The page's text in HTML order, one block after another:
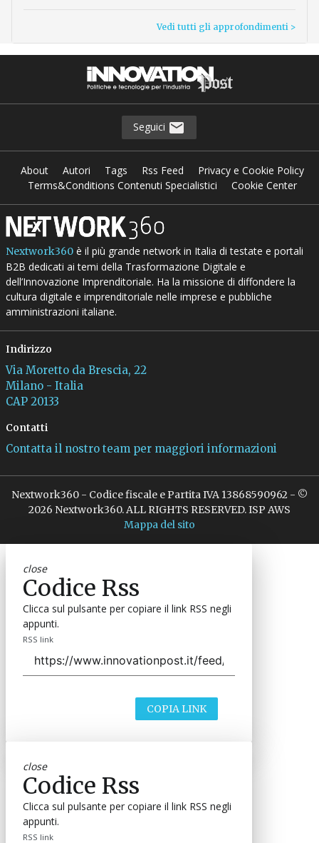
Vedi tutti gli approfondimenti >
Seguici
About Autori Tags Rss Feed
Privacy e Cookie Policy
Terms&Conditions Contenuti Specialistici
Cookie Center
Nextwork360è il più grande network in Italia di testate e portali
B2B dedicati ai temi della Trasformazione Digitale e
dell’Innovazione Imprenditoriale. Ha la missione di diffondere la
cultura digitale e imprenditoriale nelle imprese e pubbliche
amministrazioni italiane.
Indirizzo
Via Moretto da Brescia, 22
Milano - Italia
CAP 20133
Contatti
Contatta il nostro team per maggiori informazioni
Nextwork360 - Codice fiscale e Partita IVA 13868590962 - ©
2026 Nextwork360. ALL RIGHTS RESERVED. ISP AWS
Mappa del sito
close
Codice Rss
Clicca sul pulsante per copiare il link RSS negli
appunti.
RSS link
COPIA LINK
close
Codice Rss
Clicca sul pulsante per copiare il link RSS negli
appunti.
RSS link